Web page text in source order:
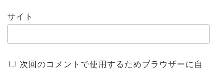
サイト
次回のコメントで使用するためブラウザーに自